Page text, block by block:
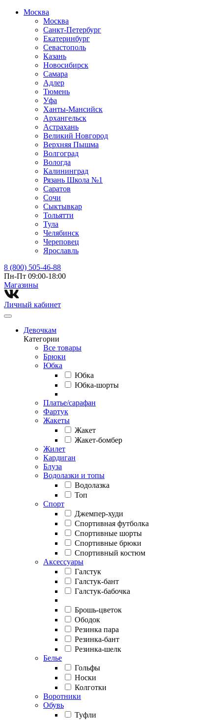
Москва
Москва
Санкт-Петербург
Екатеринбург
Севастополь
Казань
Новосибирск
Самара
Адлер
Тюмень
Уфа
Ханты-Мансийск
Архангельск
Астрахань
Великий Новгород
Верхняя Пышма
Волгоград
Вологда
Калининград
Рязань Школа №1
Саратов
Сочи
Сыктывкар
Тольятти
Тула
Челябинск
Череповец
Ярославль
8 (800) 505-46-88
Пн-Пт 09:00-18:00
Магазины⁠
Личный кабинет
Девочкам
Категории
Все товары
Брюки
Юбка
Юбка
Юбка-шорты
Платье/сарафан
Фартук
Жакеты
Жакет
Жакет-бомбер
Жилет
Кардиган
Блуза
Водолазки и топы
Водолазка
Топ
Спорт
Джемпер-худи
Спортивная футболка
Спортивные шорты
Спортивные брюки
Спортивный костюм
Аксессуары
Галстук
Галстук-бант
Галстук-бабочка
Брошь-цветок
Ободок
Резинка пара
Резинка-бант
Резинка-шелк
Белье
Гольфы
Носки
Колготки
Воротники
Обувь
Туфли